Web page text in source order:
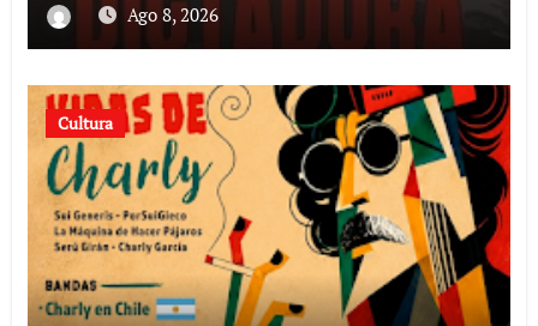
Ago 8, 2026
Cultura